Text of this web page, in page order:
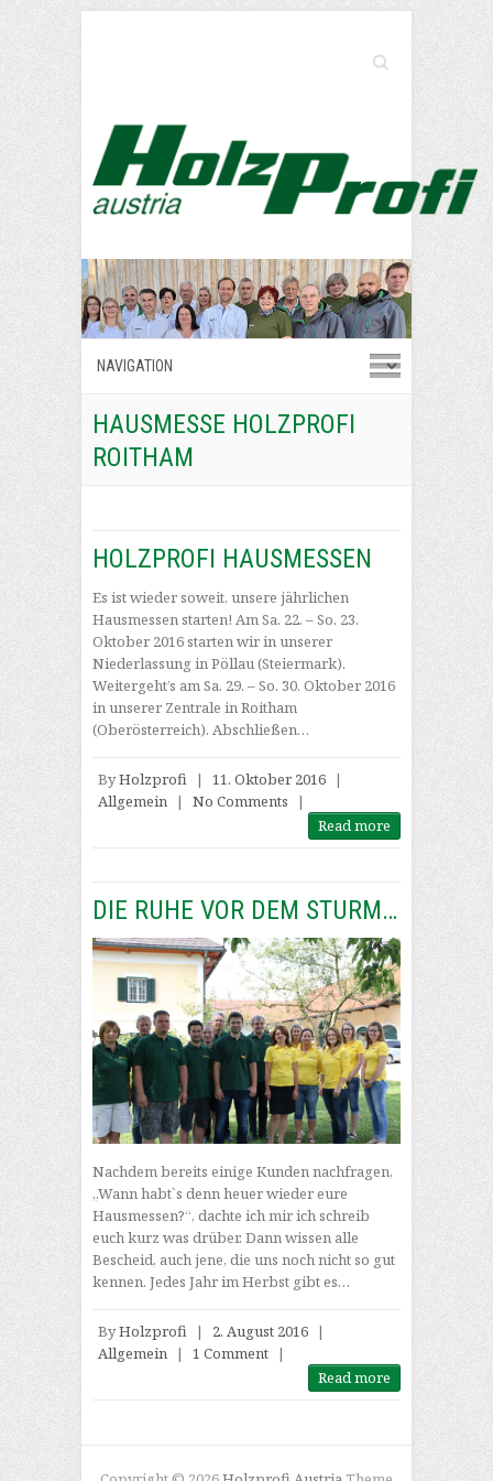
Search
HAUSMESSE HOLZPROFI
ROITHAM
HOLZPROFI HAUSMESSEN
Es ist wieder soweit, unsere jährlichen
Hausmessen starten! Am Sa. 22. – So. 23.
Oktober 2016 starten wir in unserer
Niederlassung in Pöllau (Steiermark).
Weitergeht’s am Sa. 29. – So. 30. Oktober 2016
in unserer Zentrale in Roitham
(Oberösterreich). Abschließen…
ByHolzprofi | 11. Oktober 2016 |
Allgemein | No Comments
|
Read more
DIE RUHE VOR DEM STURM…
Nachdem bereits einige Kunden nachfragen,
„Wann habt`s denn heuer wieder eure
Hausmessen?“, dachte ich mir ich schreib
euch kurz was drüber. Dann wissen alle
Bescheid, auch jene, die uns noch nicht so gut
kennen. Jedes Jahr im Herbst gibt es…
ByHolzprofi | 2. August 2016 |
Allgemein | 1 Comment |
Read more